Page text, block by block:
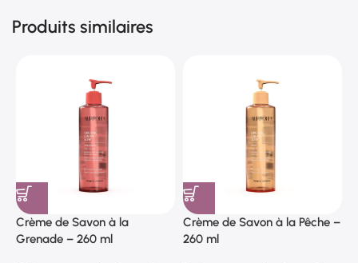
Produits similaires
Crème de Savon à la
Grenade – 260 ml
Crème de Savon à la Pêche –
260 ml